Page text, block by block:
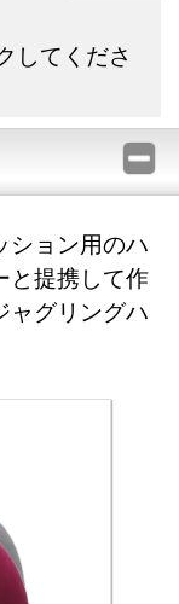
してくださ
ション用のハ
と提携して作
ャグリングハ